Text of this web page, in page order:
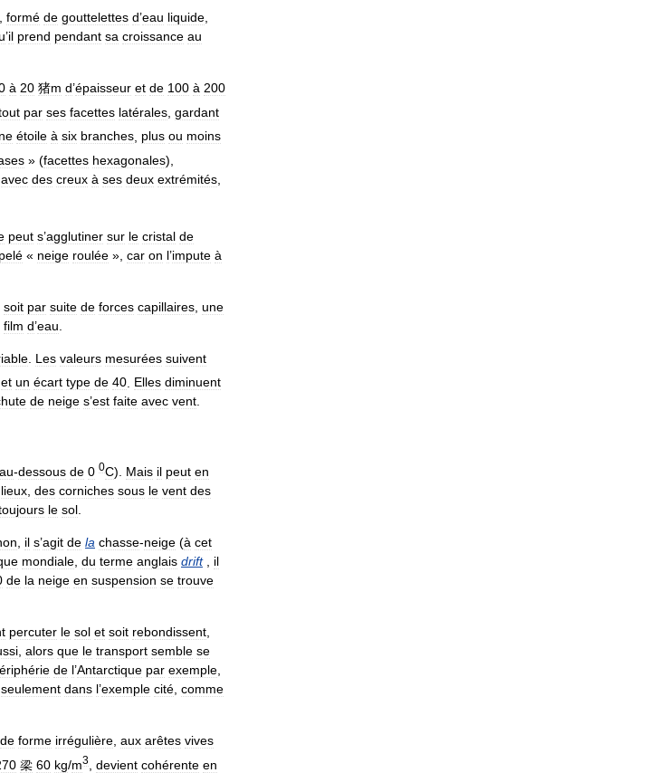
formé de gouttelettes d’eau liquide
’il prend pendant sa croissance au
à 20 猪m d’épaisseur et de 100 à 200
par ses facettes latérales gardant
étoile à six branches plus ou moins
» (facettes hexagonales),
avec des creux à ses deux extrémités
peut s’agglutiner sur le cristal de
« neige roulée », car on l’impute à
soit par suite de forces capillaires une
film d’eau
Les valeurs mesurées suivent
et un écart type de 40 Elles diminuent
de neige s’est faite avec vent.
au-dessous de 0 0C). Mais il peut en
lieux des corniches sous le vent des
le sol
il s’agit de la chasse-neige (à cet
mondiale du terme anglais drift, il
de la neige en suspension se trouve
percuter le sol et soit rebondissent
alors que le transport semble se
de l’Antarctique par exemple
seulement dans l’exemple cité comme
de forme irrégulière aux arêtes vives
梁 60 kg/m3 devient cohérente en